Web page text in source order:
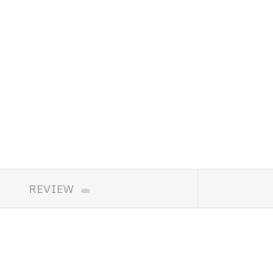
REVIEW